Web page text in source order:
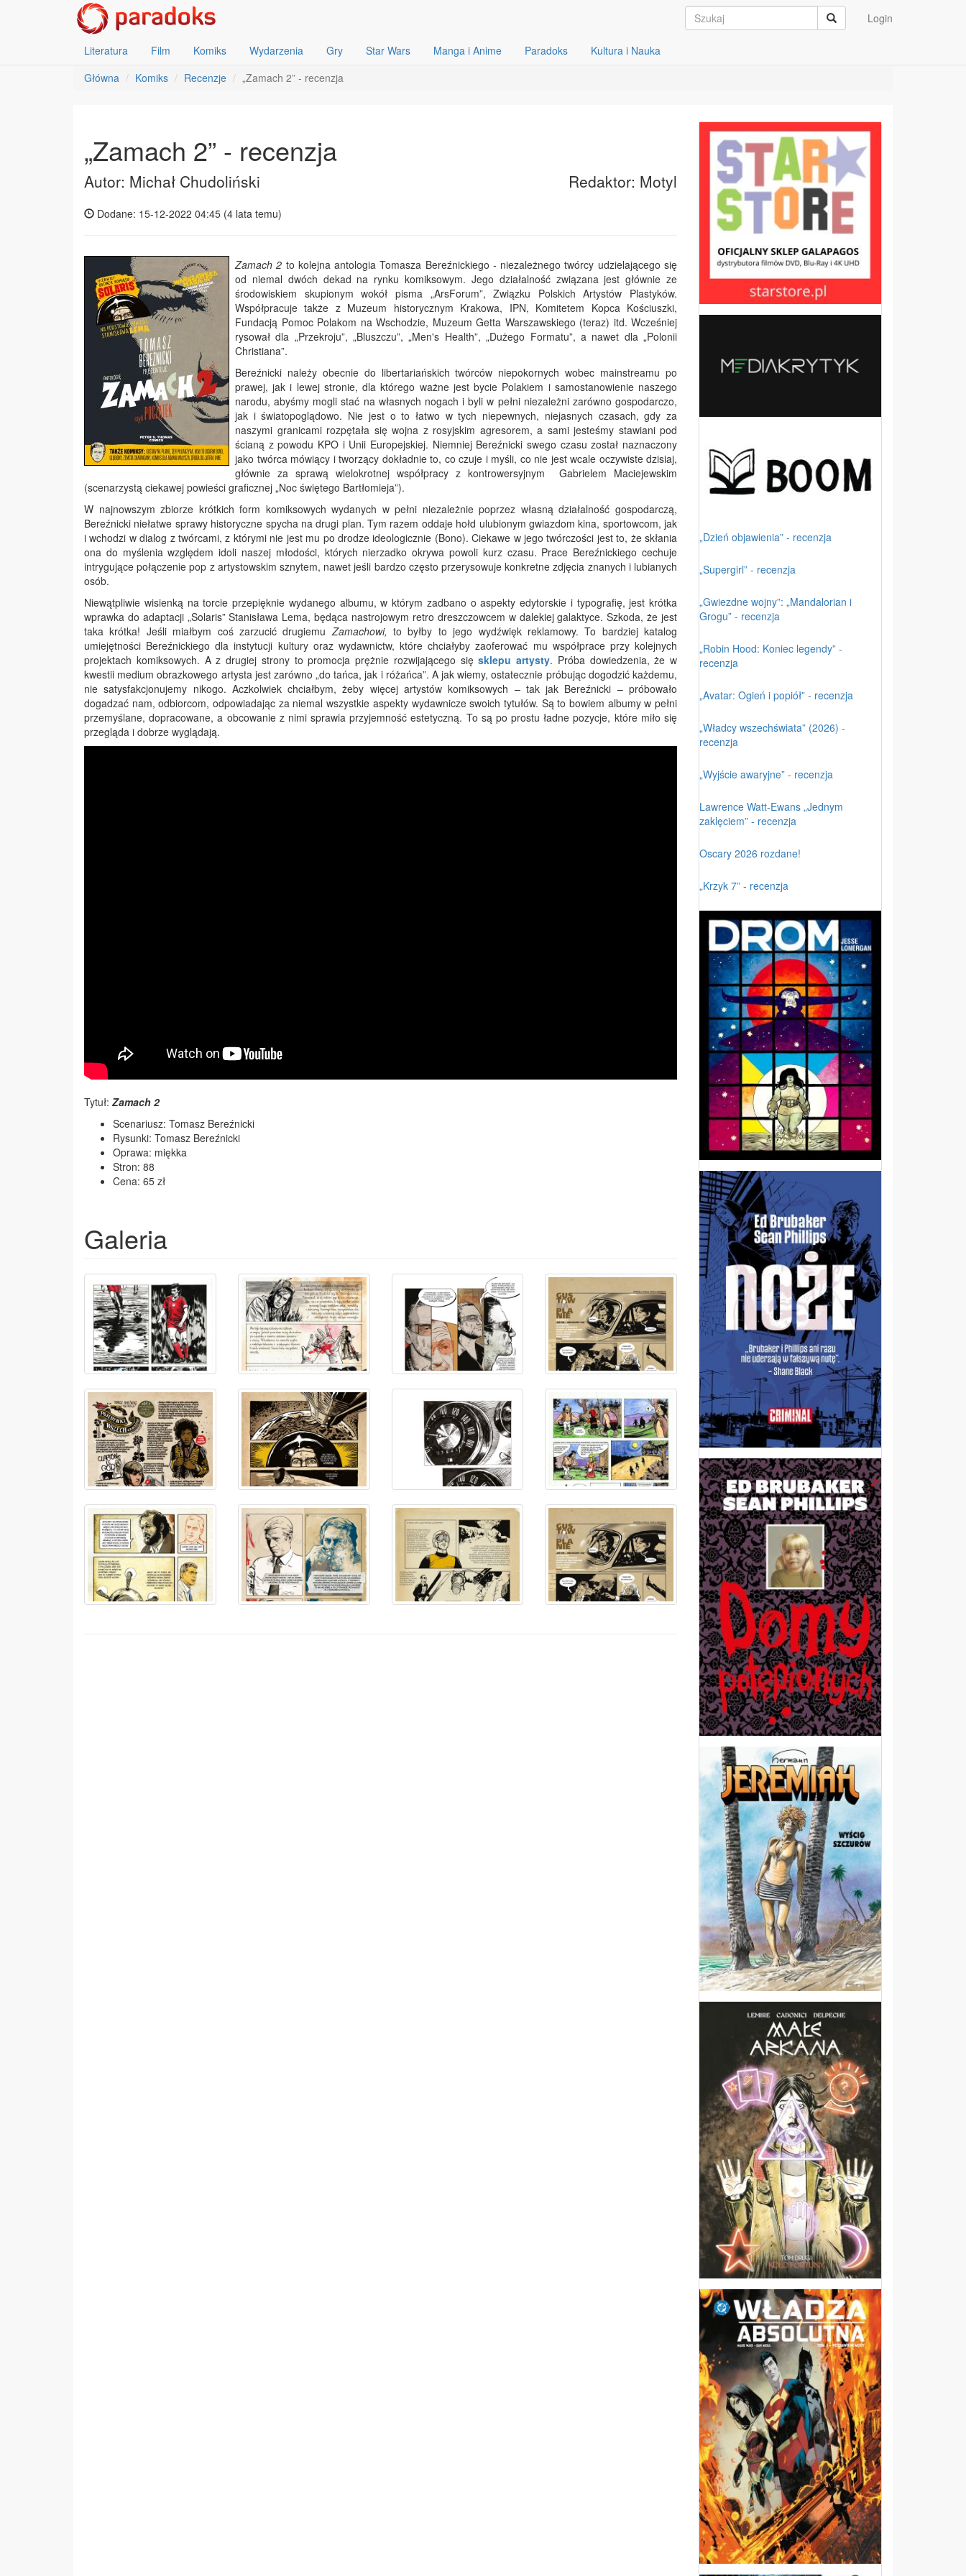
Login
Literatura Film Komiks Wydarzenia Gry Star Wars Manga i Anime Paradoks
Kultura i Nauka
Główna
Komiks Recenzje „Zamach 2” - recenzja
„Zamach 2” - recenzja
Autor: Michał Chudoliński Redaktor: Motyl
Dodane: 15-12-2022 04:45 (4 lata temu)
Zamach 2 to kolejna antologia Tomasza Bereźnickiego - niezależnego twórcy udzielającego się
od niemal dwóch dekad na rynku komiksowym. Jego działalność związana jest głównie ze
środowiskiem skupionym wokół pisma „ArsForum”, Związku Polskich Artystów Plastyków.
Współpracuje także z Muzeum historycznym Krakowa, IPN, Komitetem Kopca Kościuszki,
Fundacją Pomoc Polakom na Wschodzie, Muzeum Getta Warszawskiego (teraz) itd. Wcześniej
rysował dla „Przekroju”, „Bluszczu”, „Men's Health”, „Dużego Formatu”, a nawet dla „Polonii
Christiana”.
Bereźnicki należy obecnie do libertariańskich twórców niepokornych wobec mainstreamu po
prawej, jak i lewej stronie, dla którego ważne jest bycie Polakiem i samostanowienie naszego
narodu, abyśmy mogli stać na własnych nogach i byli w pełni niezależni zarówno gospodarczo,
jak i światopoglądowo. Nie jest o to łatwo w tych niepewnych, niejasnych czasach, gdy za
naszymi granicami rozpętała się wojna z rosyjskim agresorem, a sami jesteśmy stawiani pod
ścianą z powodu KPO i Unii Europejskiej. Niemniej Bereźnicki swego czasu został naznaczony
jako twórca mówiący i tworzący dokładnie to, co czuje i myśli, co nie jest wcale oczywiste dzisiaj,
głównie za sprawą wielokrotnej współpracy z kontrowersyjnym Gabrielem Maciejewskim
(scenarzystą ciekawej powieści graficznej „Noc świętego Bartłomieja”).
W najnowszym zbiorze krótkich form komiksowych wydanych w pełni niezależnie poprzez własną działalność gospodarczą,
Bereźnicki niełatwe sprawy historyczne spycha na drugi plan. Tym razem oddaje hołd ulubionym gwiazdom kina, sportowcom, jak
i wchodzi w dialog z twórcami, z którymi nie jest mu po drodze ideologicznie (Bono). Ciekawe w jego twórczości jest to, że skłania
ona do myślenia względem idoli naszej młodości, których nierzadko okrywa powoli kurz czasu. Prace Bereźnickiego cechuje
intrygujące połączenie pop z artystowskim sznytem, nawet jeśli bardzo często przerysowuje konkretne zdjęcia znanych i lubianych
osób.
Niewątpliwie wisienką na torcie przepięknie wydanego albumu, w którym zadbano o aspekty edytorskie i typografię, jest krótka
wprawka do adaptacji „Solaris” Stanisława Lema, będąca nastrojowym retro dreszczowcem w dalekiej galaktyce. Szkoda, że jest
taka krótka! Jeśli miałbym coś zarzucić drugiemuZamachowi, to byłby to jego wydźwięk reklamowy. To bardziej katalog
umiejętności Bereźnickiego dla instytucji kultury oraz wydawnictw, które chciałyby zaoferować mu współprace przy kolejnych
projektach komiksowych. A z drugiej strony to promocja prężnie rozwijającego sięsklepu artysty. Próba dowiedzenia, że w
kwestii medium obrazkowego artysta jest zarówno „do tańca, jak i różańca”. A jak wiemy, ostatecznie próbując dogodzić każdemu,
nie satysfakcjonujemy nikogo. Aczkolwiek chciałbym, żeby więcej artystów komiksowych – tak jak Bereźnicki – próbowało
dogadzać nam, odbiorcom, odpowiadając za niemal wszystkie aspekty wydawnicze swoich tytułów. Są to bowiem albumy w pełni
przemyślane, dopracowane, a obcowanie z nimi sprawia przyjemność estetyczną. To są po prostu ładne pozycje, które miło się
przegląda i dobrze wyglądają.
Tytuł: Zamach 2
Scenariusz: Tomasz Bereźnicki
Rysunki: Tomasz Bereźnicki
Oprawa: miękka
Stron: 88
Cena: 65 zł
Galeria
„Dzień objawienia” - recenzja
„Supergirl” - recenzja
„Gwiezdne wojny”: „Mandalorian i
Grogu” - recenzja
„Robin Hood: Koniec legendy” -
recenzja
„Avatar: Ogień i popiół” - recenzja
„Władcy wszechświata” (2026) -
recenzja
„Wyjście awaryjne” - recenzja
Lawrence Watt-Ewans „Jednym
zaklęciem” - recenzja
Oscary 2026 rozdane!
„Krzyk 7” - recenzja